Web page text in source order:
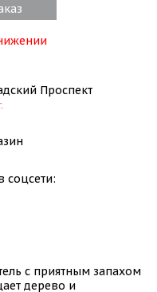
Проспект
соцсети:
с приятным запахом
дерево и